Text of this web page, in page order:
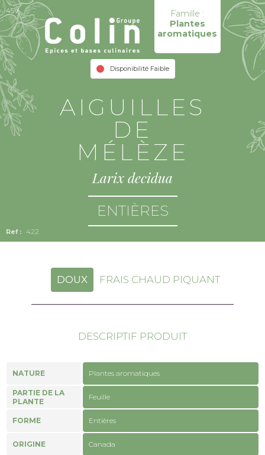
Famille :
Plantes
aromatiques
Disponibilité Faible
45V
422
AIGUILLES
DE
MÉLÈZE
Larix decidua
ENTIÈRES
DOUX FRAIS CHAUD PIQUANT
DESCRIPTIF PRODUIT
NATURE Plantes aromatiques
PARTIE DE LA
PLANTE
Feuille
FORME Entières
ORIGINE Canada